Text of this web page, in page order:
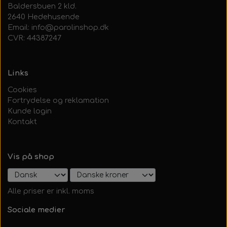
Baldersbuen 2 kld.
2640 Hedehusende
Email: info@parolinshop.dk
CVR: 44387247
Links
Cookies
Fortrydelse og reklamation
Kunde login
Kontakt
Vis på shop
Alle priser er inkl. moms
Sociale medier